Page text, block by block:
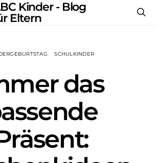
Kinder - Blog
Eltern
SCHULKINDER
das